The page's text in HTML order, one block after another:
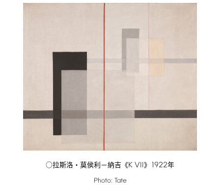
○拉斯洛‧莫侯利－納吉《K VII》 1922年
Photo: Tate